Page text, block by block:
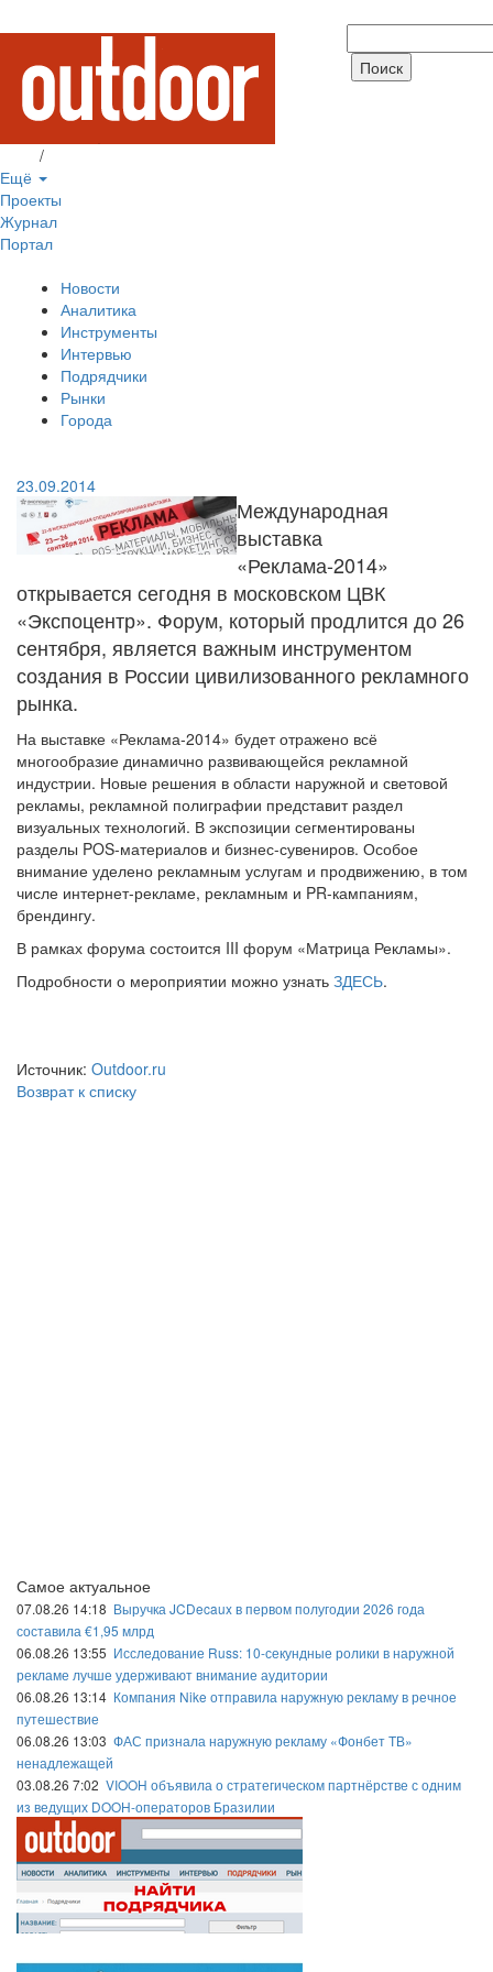
/
Ещё
Проекты
Журнал
Портал
Новости
Аналитика
Инструменты
Интервью
Подрядчики
Рынки
Города
23.09.2014
Международная
выставка
«Реклама-2014»
открывается сегодня в московском ЦВК
«Экспоцентр». Форум, который продлится до 26
сентября, является важным инструментом
создания в России цивилизованного рекламного
рынка.
На выставке «Реклама-2014» будет отражено всё
многообразие динамично развивающейся рекламной
индустрии. Новые решения в области наружной и световой
рекламы, рекламной полиграфии представит раздел
визуальных технологий. В экспозиции сегментированы
разделы POS-материалов и бизнес-сувениров. Особое
внимание уделено рекламным услугам и продвижению, в том
числе интернет-рекламе, рекламным и PR-кампаниям,
брендингу.
В рамках форума состоится III форум «Матрица Рекламы».
Подробности о мероприятии можно узнать ЗДЕСЬ.
Источник: Outdoor.ru
Возврат к списку
Самое актуальное
07.08.26 14:18 Выручка JCDecaux в первом полугодии 2026 года
составила €1,95 млрд
06.08.26 13:55 Исследование Russ: 10-секундные ролики в наружной
рекламе лучше удерживают внимание аудитории
06.08.26 13:14 Компания Nike отправила наружную рекламу в речное
путешествие
06.08.26 13:03 ФАС признала наружную рекламу «Фонбет ТВ»
ненадлежащей
03.08.26 7:02 VIOOH объявила о стратегическом партнёрстве с одним
из ведущих DOOH-операторов Бразилии